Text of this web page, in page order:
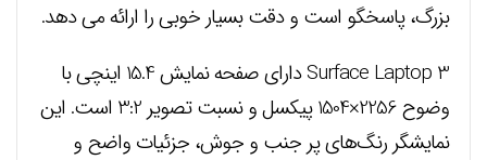
بزرگ، پاسخگو است و دقت بسیار خوبی را ارائه می دهد.
Surface Laptop 3 دارای صفحه نمایش 15.4 اینچی با
وضوح 2256×1504 پیکسل و نسبت تصویر 3:2 است. این
نمایشگر رنگ‌های پر جنب و جوش، جزئیات واضح و